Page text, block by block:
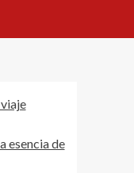
esencia de